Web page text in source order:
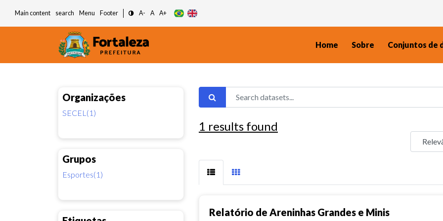
Main content search Menu Footer A- A A+
Home Sobre Conjuntos de
Organizações
SECEL(1)
Grupos
Esportes(1)
1 results found
Relatório de Areninhas Grandes e Minis